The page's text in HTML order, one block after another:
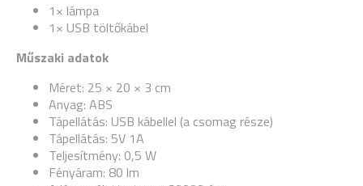
1× lámpa
1× USB töltőkábel
Műszaki adatok
Méret: 25 × 20 × 3 cm
Anyag: ABS
Tápellátás: USB kábellel (a csomag része)
Tápellátás: 5V 1A
Teljesítmény: 0,5 W
Fényáram: 80 lm